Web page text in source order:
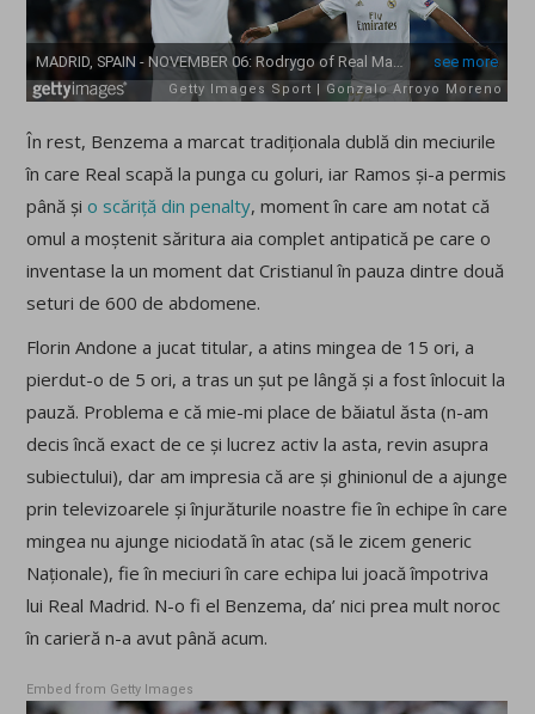
În rest, Benzema a marcat tradiționala dublă din meciurile
în care Real scapă la punga cu goluri, iar Ramos și-a permis
până șio scăriță din penalty, moment în care am notat că
omul a moștenit săritura aia complet antipatică pe care o
inventase la un moment dat Cristianul în pauza dintre două
seturi de 600 de abdomene.
Florin Andone a jucat titular, a atins mingea de 15 ori, a
pierdut-o de 5 ori, a tras un șut pe lângă și a fost înlocuit la
pauză. Problema e că mie-mi place de băiatul ăsta (n-am
decis încă exact de ce și lucrez activ la asta, revin asupra
subiectului), dar am impresia că are și ghinionul de a ajunge
prin televizoarele și înjurăturile noastre fie în echipe în care
mingea nu ajunge niciodată în atac (să le zicem generic
Naționale), fie în meciuri în care echipa lui joacă împotriva
lui Real Madrid. N-o fi el Benzema, da’ nici prea mult noroc
în carieră n-a avut până acum.
Embed from Getty Images